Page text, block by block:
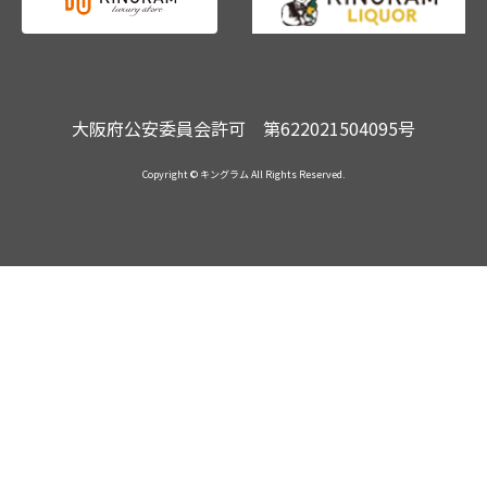
大阪府公安委員会許可 第622021504095号
Copyright © キングラム All Rights Reserved.